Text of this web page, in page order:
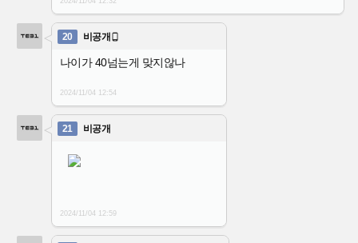
20 비공개 
나이가 40넘는게 맞지않나
2024/11/04 12:54
21 비공개
2024/11/04 12:59